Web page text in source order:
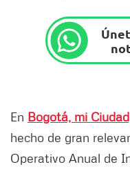
En Bogotá, mi
hecho de gran
Operativo Anual de